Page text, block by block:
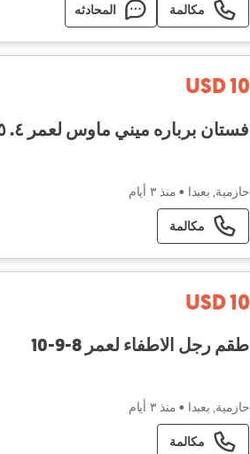
مكالمة المحادثه
USD 10
فستان برباره ميني ماوس لعمر ٤. ٥. ٦ سنين حسب صحة البنت
حازمية, بعبدا • منذ ٣ أيام
مكالمة
USD 10
طقم رجل الاطفاء لعمر 8-9-10
حازمية, بعبدا • منذ ٣ أيام
مكالمة